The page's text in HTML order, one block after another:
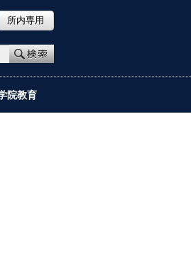
所内専用
院教育